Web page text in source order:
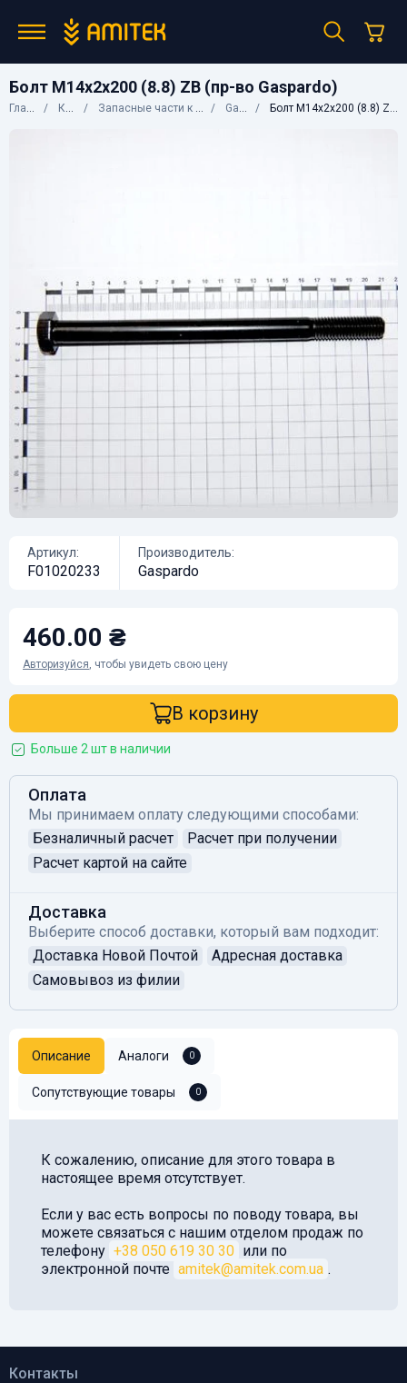
Болт М14х2х200 (8.8) ZB (пр-во Gaspardo)
Главная Каталог Запасные части к сельхозтехнике Gaspardo Болт М14х2х200 (8.8) ZB (пр-во Gaspardo)
Артикул:
F01020233
Производитель:
Gaspardo
460.00 ₴
Авторизуйся, чтобы увидеть свою цену
В корзину
Больше 2 шт в наличии
Оплата
Мы принимаем оплату следующими способами:
Безналичный расчет
Расчет при получении
Расчет картой на сайте
Доставка
Выберите способ доставки, который вам подходит:
Доставка Новой Почтой
Адресная доставка
Самовывоз из филии
Описание Аналоги 0
Сопутствующие товары 0
К сожалению, описание для этого товара в
настоящее время отсутствует.
Если у вас есть вопросы по поводу товара, вы
можете связаться с нашим отделом продаж по
телефону +38 050 619 30 30 или по
электронной почте amitek@amitek.com.ua .
Контакты